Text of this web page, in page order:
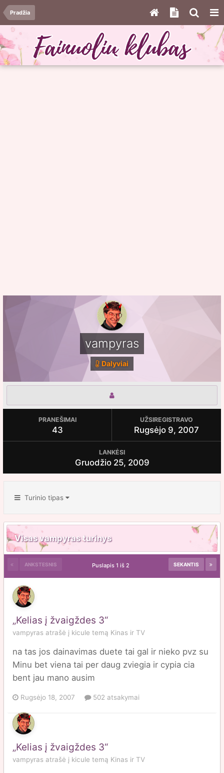
Pradžia
vampyras
Dalyviai
PRANEŠIMAI
43
UŽSIREGISTRAVO
Rugsėjo 9, 2007
LANKĖSI
Gruodžio 25, 2009
Turinio tipas
Visas vampyras turinys
ANKSTESNIS SEKANTIS
Puslapis 1 iš 2
„Kelias į žvaigždes 3“
vampyras atrašė į kicule temą Kinas ir TV
na tas jos dainavimas duete tai gal ir nieko pvz su
Minu bet viena tai per daug zviegia ir cypia cia
bent jau mano ausim
Rugsėjo 18, 2007 502 atsakymai
„Kelias į žvaigždes 3“
vampyras atrašė į kicule temą Kinas ir TV